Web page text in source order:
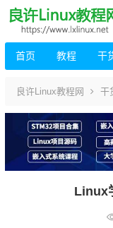
首页 教程 干
良许Linux教程网 干
Linux